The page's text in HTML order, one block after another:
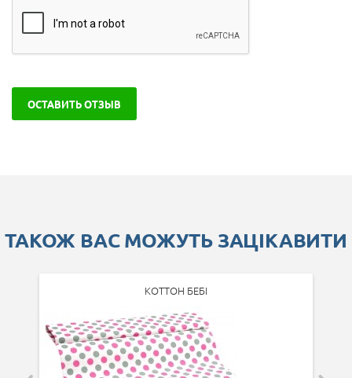
ОСТАВИТЬ ОТЗЫВ
ТАКОЖ ВАС МОЖУТЬ ЗАЦІКАВИТИ
КОТТОН БЕБІ